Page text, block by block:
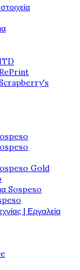
Gold
Sospeso
| Εργαλεία